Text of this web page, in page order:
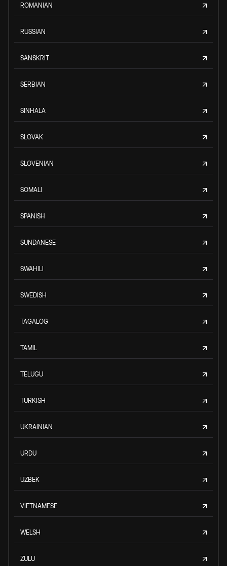
ROMANIAN
RUSSIAN
SANSKRIT
SERBIAN
SINHALA
SLOVAK
SLOVENIAN
SOMALI
SPANISH
SUNDANESE
SWAHILI
SWEDISH
TAGALOG
TAMIL
TELUGU
TURKISH
UKRAINIAN
URDU
UZBEK
VIETNAMESE
WELSH
ZULU